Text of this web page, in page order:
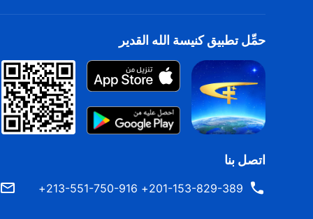
حمِّل تطبيق كنيسة الله القدير
اتصل بنا
201-153-829-389+ 213-551-750-916+